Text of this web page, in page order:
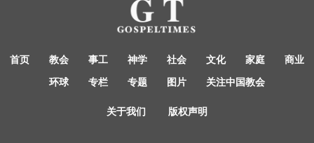
首页 教会 事工 神学 社会 文化 家庭 商业
环球 专栏 专题 图片 关注中国教会
关于我们 版权声明